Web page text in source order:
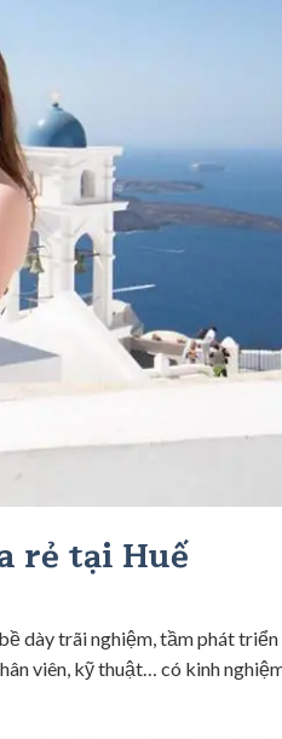
rẻ tại Huế
dày trãi nghiệm, tầm phát triển
viên, kỹ thuật… có kinh